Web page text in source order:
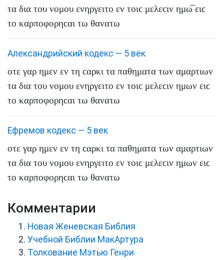
τα δια του νομου ενηργειτο εν τοιϲ μελεϲιν ημω̅ ειϲ
το καρποφορηϲαι τω θανατω
Александрийский кодекс — 5 век
οτε γαρ ημεν εν τη ϲαρκι τα παθηματα των αμαρτιων
τα δια του νομου ενηργειτο εν τοιϲ μελεϲιν ημων ειϲ
το καρποφορηϲαι τω θανατω
Ефремов кодекс — 5 век
οτε γαρ ημεν εν τη ϲαρκι τα παθηματα των αμαρτιων
τα δια του νομου ενηργειτο εν τοιϲ μελεϲιν ημων ειϲ
το καρποφορηϲαι τω θανατω
Комментарии
Новая Женевская Библия
Учебной Библии МакАртура
Толкование Мэтью Генри